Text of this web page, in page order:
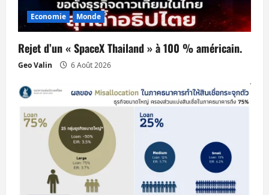
Economie Monde
Rejet d’un « SpaceX Thailand » à 100 % américain.
Geo Valin 6 Août 2026